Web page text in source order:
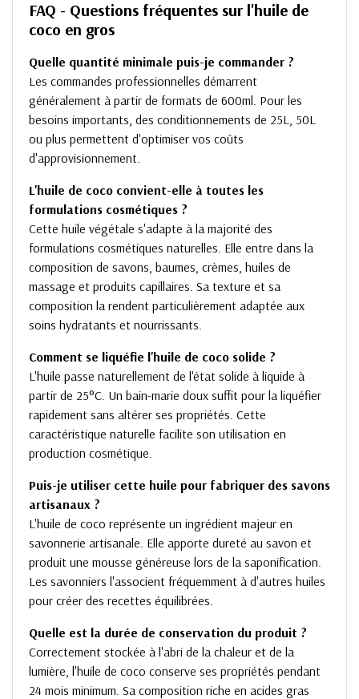
FAQ - Questions fréquentes sur l'huile de
coco en gros
Quelle quantité minimale puis-je commander ?
Les commandes professionnelles démarrent
généralement à partir de formats de 600ml. Pour les
besoins importants, des conditionnements de 25L, 50L
ou plus permettent d'optimiser vos coûts
d'approvisionnement.
L'huile de coco convient-elle à toutes les
formulations cosmétiques ?
Cette huile végétale s'adapte à la majorité des
formulations cosmétiques naturelles. Elle entre dans la
composition de savons, baumes, crèmes, huiles de
massage et produits capillaires. Sa texture et sa
composition la rendent particulièrement adaptée aux
soins hydratants et nourrissants.
Comment se liquéfie l'huile de coco solide ?
L'huile passe naturellement de l'état solide à liquide à
partir de 25°C. Un bain-marie doux suffit pour la liquéfier
rapidement sans altérer ses propriétés. Cette
caractéristique naturelle facilite son utilisation en
production cosmétique.
Puis-je utiliser cette huile pour fabriquer des savons
artisanaux ?
L'huile de coco représente un ingrédient majeur en
savonnerie artisanale. Elle apporte dureté au savon et
produit une mousse généreuse lors de la saponification.
Les savonniers l'associent fréquemment à d'autres huiles
pour créer des recettes équilibrées.
Quelle est la durée de conservation du produit ?
Correctement stockée à l'abri de la chaleur et de la
lumière, l'huile de coco conserve ses propriétés pendant
24 mois minimum. Sa composition riche en acides gras